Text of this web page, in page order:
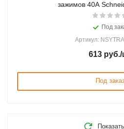
зажимов 40А
Под
Артикул:
613руб./
Под